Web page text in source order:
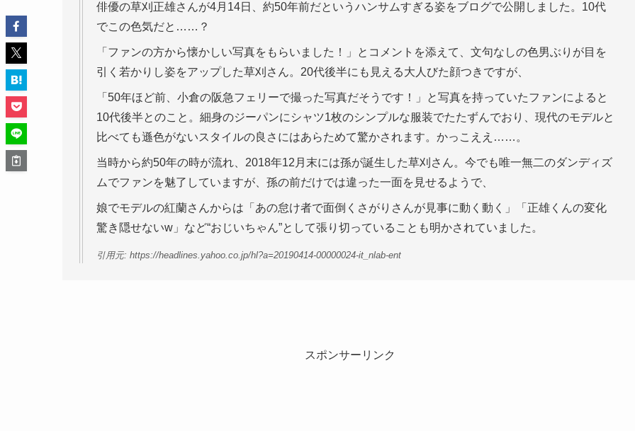
俳優の草刈正雄さんが4月14日、約50年前だというハンサムすぎる姿をブログで公開しました。10代
でこの色気だと……？
「ファンの方から懐かしい写真をもらいました！」とコメントを添えて、文句なしの色男ぶりが目を
引く若かりし姿をアップした草刈さん。20代後半にも見える大人びた顔つきですが、
「50年ほど前、小倉の阪急フェリーで撮った写真だそうです！」と写真を持っていたファンによると
10代後半とのこと。細身のジーパンにシャツ1枚のシンプルな服装でたたずんでおり、現代のモデルと
比べても遜色がないスタイルの良さにはあらためて驚かされます。かっこええ……。
当時から約50年の時が流れ、2018年12月末には孫が誕生した草刈さん。今でも唯一無二のダンディズ
ムでファンを魅了していますが、孫の前だけでは違った一面を見せるようで、
娘でモデルの紅蘭さんからは「あの怠け者で面倒くさがりさんが見事に動く動く」「正雄くんの変化
驚き隠せないw」など“おじいちゃん”として張り切っていることも明かされていました。
引用元: https://headlines.yahoo.co.jp/hl?a=20190414-00000024-it_nlab-ent
スポンサーリンク